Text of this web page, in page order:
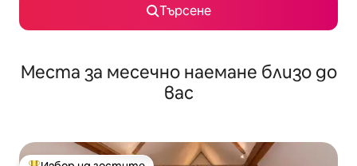
Търсене
Места за месечно наемане близо до
вас